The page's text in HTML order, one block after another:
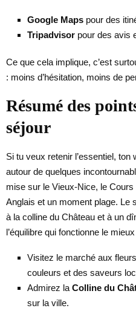
Google Maps pour des
Tripadvisor pour des avis
Ce que cela implique, c’est
: moins d’hésitation, moins de
Résumé des
séjour
Si tu veux retenir l’essentiel, ton
autour de quelques
mise sur le Vieux-Nice, le
Anglais et un moment plage. Le
à la colline du Château et à un
l’équilibre qui fonctionne le
Visitez le marché aux
couleurs et des saveurs
Admirez la Colline du
sur la ville.